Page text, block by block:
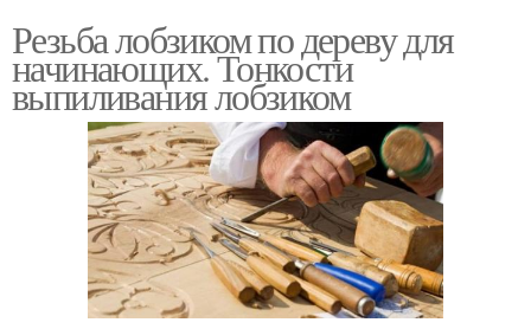
Резьба лобзиком по дереву для
начинающих. Тонкости
выпиливания лобзиком